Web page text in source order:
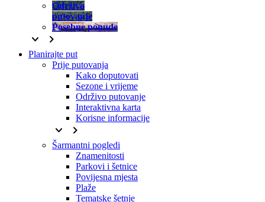
Održivo
putovanje
Posebne ponude
keyboard_arrow_down keyboard_arrow_right
Planirajte put
Prije putovanja
Kako doputovati
Sezone i vrijeme
Održivo putovanje
Interaktivna karta
Korisne informacije
keyboard_arrow_down keyboard_arrow_right
Šarmantni pogledi
Znamenitosti
Parkovi i šetnice
Povijesna mjesta
Plaže
Tematske šetnje